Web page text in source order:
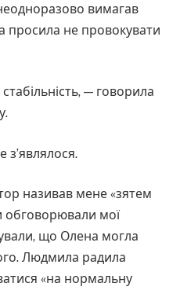
вимагав
просила не провокувати
— говорила
з’являлося.
називав мене «зятем
обговорювали мої
що Олена могла
Людмила радила
«на нормальну